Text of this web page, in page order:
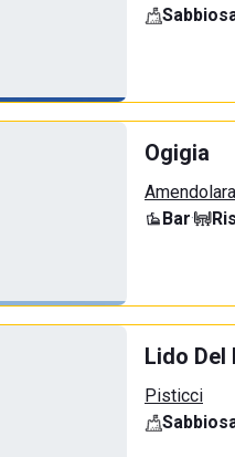
Ogigia
Amendolara
Bar·
Lido Del
Pisticci